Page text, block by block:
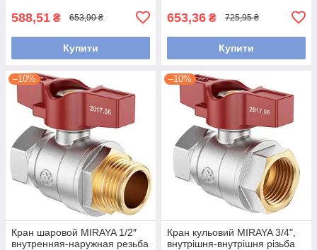
588,51 ₴ 653,90 ₴
Купити
653,36 ₴ 725,95 ₴
Купити
–10%
Кран шаровой MIRAYA 1/2″
внутренняя-наружная резьба
–10%
Кран кульовий MIRAYA 3/4",
внутрішня-внутрішня різьба